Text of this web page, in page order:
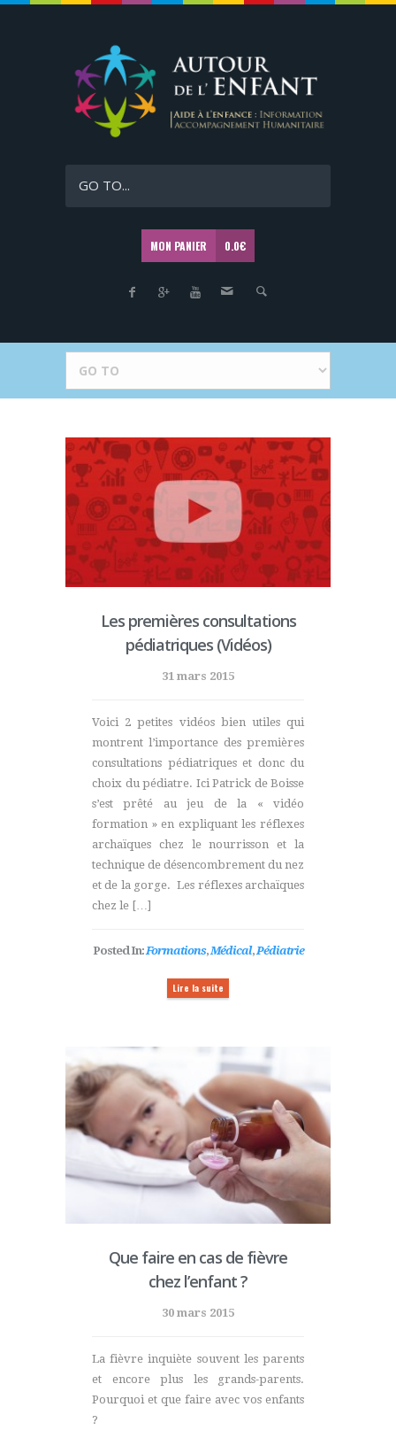
GO TO...
MON PANIER 0.0€
Les premières consultations
pédiatriques (Vidéos)
31 mars 2015
Voici 2 petites vidéos bien utiles qui
montrent l’importance des premières
consultations pédiatriques et donc du
choix du pédiatre. Ici Patrick de Boisse
s’est prêté au jeu de la « vidéo
formation » en expliquant les réflexes
archaïques chez le nourrisson et la
technique de désencombrement du nez
et de la gorge. Les réflexes archaïques
chez le […]
Posted In:Formations,Médical,Pédiatrie
Lire la suite
Que faire en cas de fièvre
chez l’enfant ?
30 mars 2015
La fièvre inquiète souvent les parents
et encore plus les grands-parents.
Pourquoi et que faire avec vos enfants
?